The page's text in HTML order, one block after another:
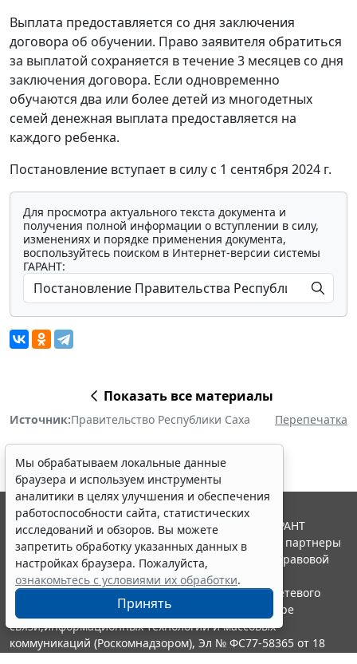
Выплата предоставляется со дня заключения
договора об обучении. Право заявителя обратиться
за выплатой сохраняется в течение 3 месяцев со дня
заключения договора. Если одновременно
обучаются два или более детей из многодетных
семей денежная выплата предоставляется на
каждого ребенка.
Постановление вступает в силу с 1 сентября 2024 г.
Для просмотра актуального текста документа и
получения полной информации о вступлении в силу,
изменениях и порядке применения документа,
воспользуйтесь поиском в Интернет-версии системы
ГАРАНТ:
Показать все материалы
Источник:Правительство Республики Саха Перепечатка
Мы обрабатываем локальные данные
браузера и используем инструменты
аналитики в целях улучшения и обеспечения
работоспособности сайта, статистических
исследований и обзоров. Вы можете
запретить обработку указанных данных в
настройках браузера. Пожалуйста,
ознакомьтесь с условиями их обработки.
Принять
© ООО "НПП "ГАРАНТ-СЕРВИС", 2026. Система ГАРАНТ
выпускается с 1990 года. Компания "Гарант" и ее партнеры
являются участниками Российской ассоциации правовой
информации ГАРАНТ.
Портал ГАРАНТ.РУ зарегистрирован в качестве сетевого
издания Федеральной службой по надзору в сфере
связи,информационных технологий и массовых
коммуникаций (Роскомнадзором), Эл № ФС77-58365 от 18